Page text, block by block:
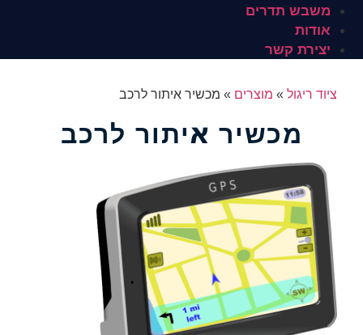
משבש תדרים
אודות
יצירת קשר
ציוד ריגול » מוצרים » מכשיר איתור לרכב
מכשיר איתור לרכב